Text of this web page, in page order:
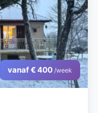
vanaf € 400 /week